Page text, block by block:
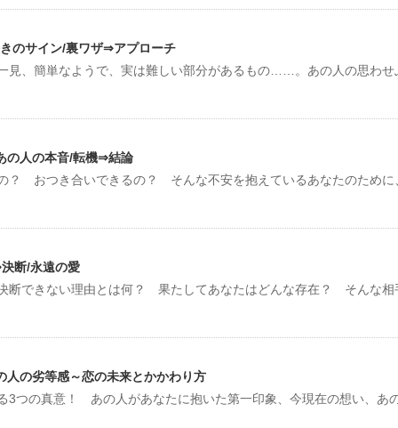
のサイン/裏ワザ⇒アプローチ
見、簡単なようで、実は難しい部分があるもの……。あの人の思わせ
の人の本音/転機⇒結論
？ おつき合いできるの？ そんな不安を抱えているあなたのために
断/永遠の愛
断できない理由とは何？ 果たしてあなたはどんな存在？ そんな相
人の劣等感～恋の未来とかかわり方
3つの真意！ あの人があなたに抱いた第一印象、今現在の想い、あ